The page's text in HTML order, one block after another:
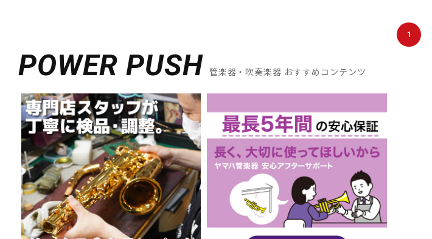
1
POWER PUSH 管楽器・吹奏楽器 おすすめコンテンツ